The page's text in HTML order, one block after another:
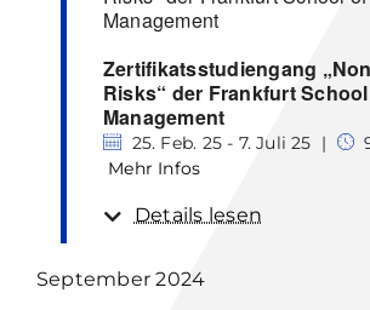
Zertifikatsstudiengang
Risks“ der Frankfurt
Management
25. Feb. 25 - 7. Juli 25 |
Mehr Infos
Details lesen
September 2024